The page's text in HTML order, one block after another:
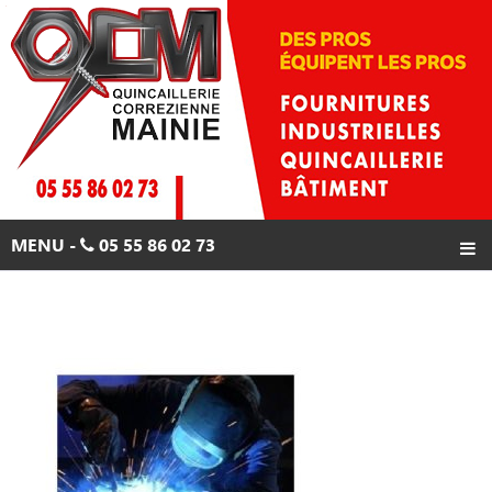
Skip
to
content
MENU - 05 55 86 02 73
PROMOTIONS
CONTACTS
05 55 86 02 73